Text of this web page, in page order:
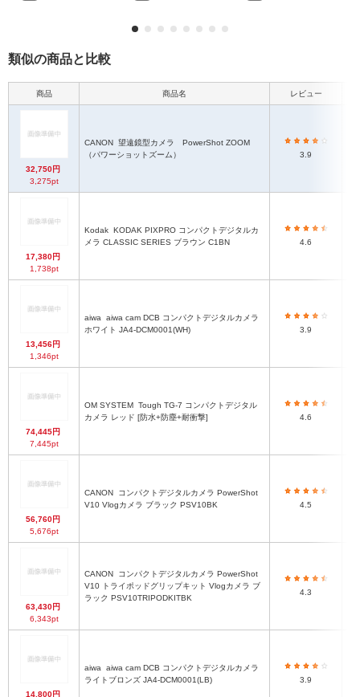
類似の商品と比較
商品 商品名 レビュー
32,750円
3,275pt
CANON
（パワーショットズーム）
3.9
17,380円
1,738pt
Kodak
メラ CLASSIC SERIES ブラウン C1BN
4.6
13,456円
1,346pt
aiwa
ホワイト JA4-DCM0001(WH)
3.9
74,445円
7,445pt
OM SYSTEM
カメラ レッド [防水+防塵+耐衝撃]
4.6
56,760円
5,676pt
CANON
V10 Vlogカメラ ブラック PSV10BK
4.5
63,430円
6,343pt
CANON
V10 トライポッドグリップキット Vlogカメラ ブ
ラック PSV10TRIPODKITBK
4.3
14,800円
aiwa
ライトブロンズ JA4-DCM0001(LB)
3.9